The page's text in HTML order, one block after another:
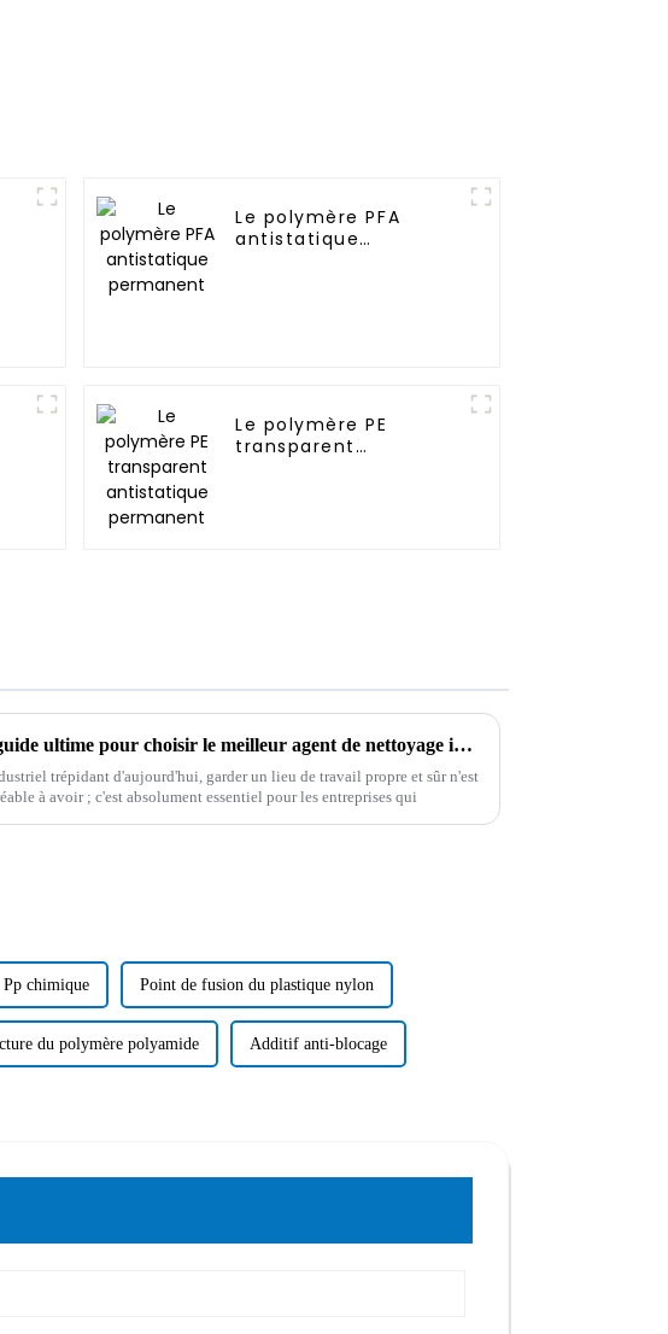
Le polymère PFA
antistatique
Le polymère PE
transparent
Découvrez le guide ultime pour choisir le meilleur agent de nettoyage industriel pour votre entreprise
trépidant d'aujourd'hui, garder un lieu de travail propre et sûr n'est
à avoir ; c'est absolument essentiel pour les entreprises qui
Pp chimique Point de fusion du plastique nylon
du polymère polyamide Additif anti-blocage